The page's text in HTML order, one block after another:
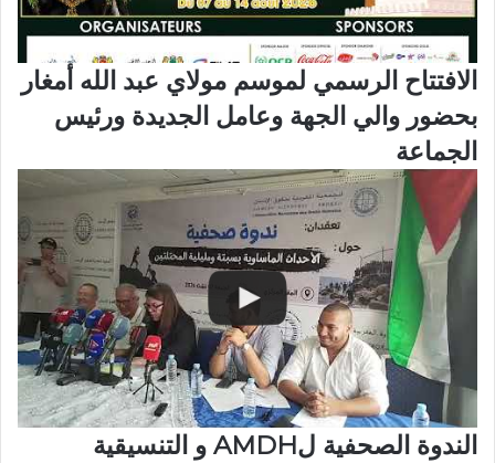
الافتتاح الرسمي لموسم مولاي عبد الله أمغار
بحضور والي الجهة وعامل الجديدة ورئيس
الجماعة
الندوة الصحفية لAMDH و التنسيقية